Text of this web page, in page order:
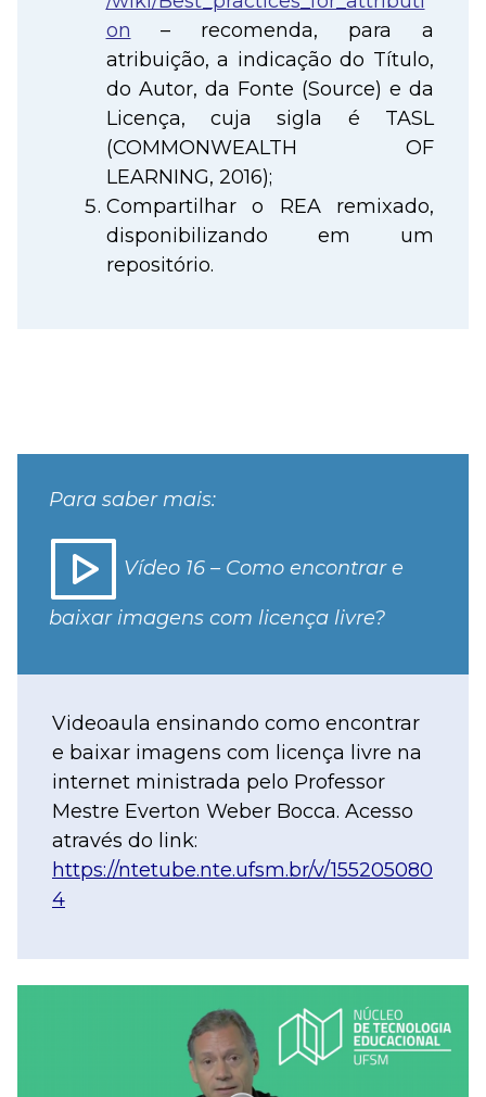
on – recomenda, para a
atribuição, a indicação do Título,
do Autor, da Fonte (Source) e da
Licença, cuja sigla é TASL
(COMMONWEALTH OF
LEARNING, 2016);
Compartilhar o REA remixado,
disponibilizando em um
repositório.
Para saber mais:
Vídeo 16 – Como encontrar e
baixar imagens com licença livre?
Videoaula ensinando como encontrar
e baixar imagens com licença livre na
internet ministrada pelo Professor
Mestre Everton Weber Bocca. Acesso
através do link:
https://ntetube.nte.ufsm.br/v/155205080
4